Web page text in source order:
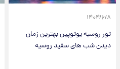
۱۴۰۴/۶/۸
تور روسیه یوتوپین بهترین زمان
دیدن شب های سفید روسیه